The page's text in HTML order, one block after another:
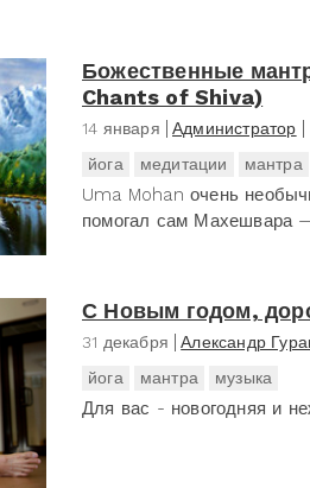
Божественные
Chants of Shiva)
14 января Администратор
йога
медитации мантра
Uma Mohan очень
помогал сам Махешвара
С Новым годом,
31 декабря Александр
йога
мантра музыка
Для вас - новогодняя и